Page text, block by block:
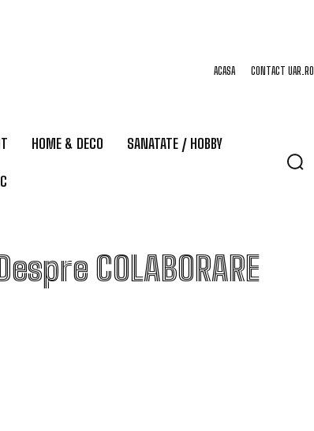
ACASA CONTACT UAR.RO
HOME & DECO SANATATE / HOBBY
COLABORARE